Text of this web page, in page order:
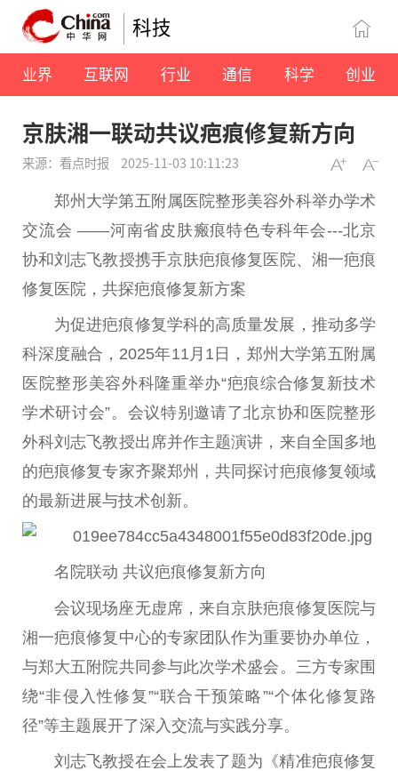
科技
业界 互联网 行业 通信 科学 创业
京肤湘一联动共议疤痕修复新方向
来源：看点时报 2025-11-03 10:11:23
郑州大学第五附属医院整形美容外科举办学术
交流会 ——河南省皮肤瘢痕特色专科年会---北京
协和刘志飞教授携手京肤疤痕修复医院、湘一疤痕
修复医院，共探疤痕修复新方案
为促进疤痕修复学科的高质量发展，推动多学
科深度融合，2025年11月1日，郑州大学第五附属
医院整形美容外科隆重举办“疤痕综合修复新技术
学术研讨会”。会议特别邀请了北京协和医院整形
外科刘志飞教授出席并作主题演讲，来自全国多地
的疤痕修复专家齐聚郑州，共同探讨疤痕修复领域
的最新进展与技术创新。
名院联动 共议疤痕修复新方向
会议现场座无虚席，来自京肤疤痕修复医院与
湘一疤痕修复中心的专家团队作为重要协办单位，
与郑大五附院共同参与此次学术盛会。三方专家围
绕“非侵入性修复”“联合干预策略”“个体化修复路
径”等主题展开了深入交流与实践分享。
刘志飞教授在会上发表了题为《精准疤痕修复